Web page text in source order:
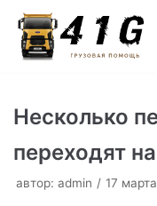
Перейти
к
Несколько
переходят
автор: admin 17